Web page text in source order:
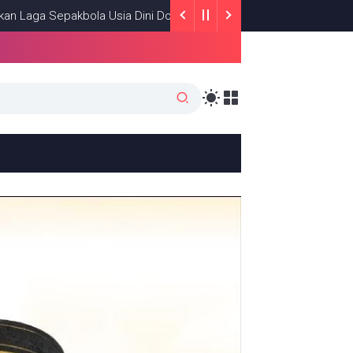
Usia Dini Donri-Donri Ajang Pencarian Bakat